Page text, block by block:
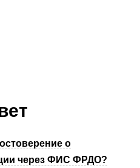
о
через ФИС ФРДО?